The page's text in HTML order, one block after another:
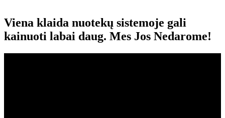
Viena klaida nuotekų sistemoje gali
kainuoti labai daug. Mes Jos Nedarome!